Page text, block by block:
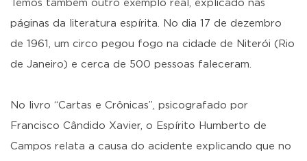
Temos também outro exemplo real, explicado nas
páginas da literatura espírita. No dia 17 de dezembro
de 1961, um circo pegou fogo na cidade de Niterói (Rio
de Janeiro) e cerca de 500 pessoas faleceram.
No livro “Cartas e Crônicas”, psicografado por
Francisco Cândido Xavier, o Espírito Humberto de
Campos relata a causa do acidente explicando que no